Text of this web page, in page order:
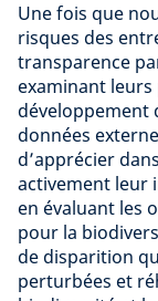
Une fois que
risques des
transparence
examinant
développement
données
d’apprécier
activement leur
en évaluant les
pour la
de disparition
perturbées et